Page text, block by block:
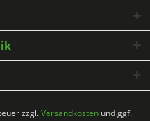
zzgl.Versandkosten und ggf.